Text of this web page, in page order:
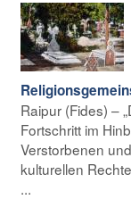
Raipur (Fides) –
Fortschritt im
Verstorbenen
kulturellen
...